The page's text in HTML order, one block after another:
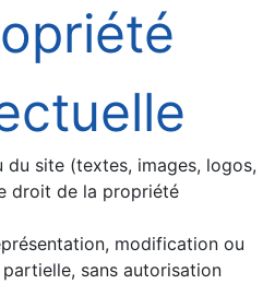
du site (textes, images, logos,
droit de la propriété
modification ou
sans autorisation